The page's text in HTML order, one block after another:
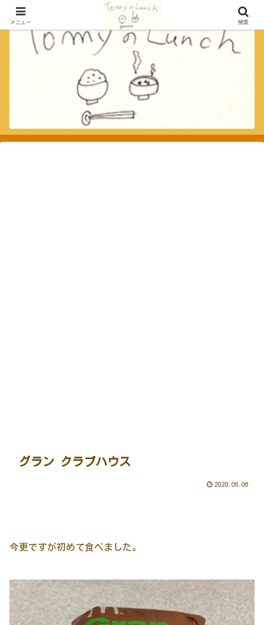
グラン クラブハウス
2020.06.06
今更ですが初めて食べました。
メニュー 検索